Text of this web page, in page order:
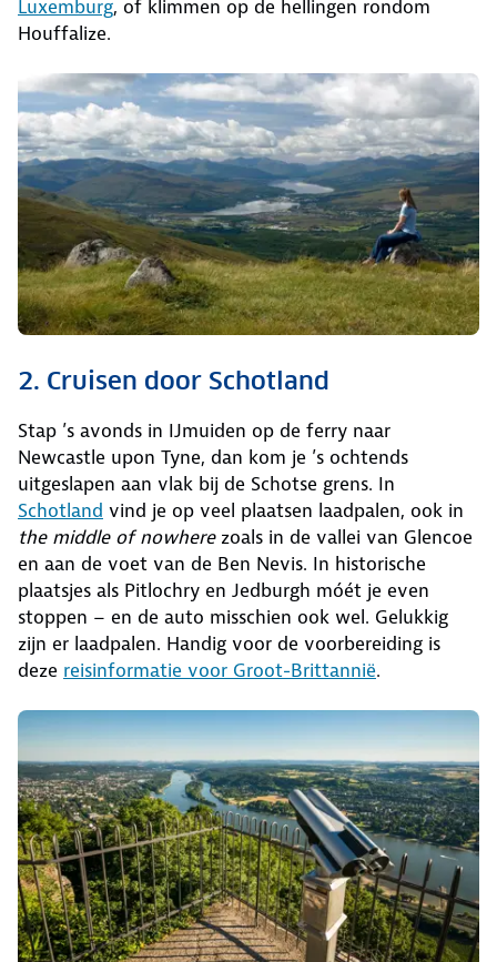
Luxemburg, of klimmen op de hellingen rondom
Houffalize.
2. Cruisen door Schotland
Stap ’s avonds in IJmuiden op de ferry naar
Newcastle upon Tyne, dan kom je ’s ochtends
uitgeslapen aan vlak bij de Schotse grens. In
Schotland vind je op veel plaatsen laadpalen, ook in
the middle of nowherezoals in de vallei van Glencoe
en aan de voet van de Ben Nevis. In historische
plaatsjes als Pitlochry en Jedburgh móét je even
stoppen – en de auto misschien ook wel. Gelukkig
zijn er laadpalen. Handig voor de voorbereiding is
deze reisinformatie voor Groot-Brittannië.